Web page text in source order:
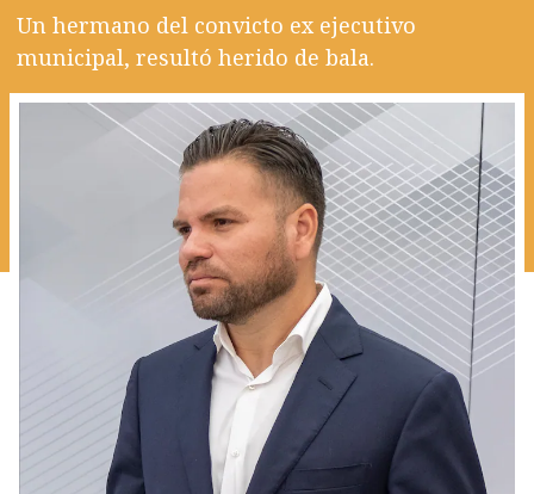
Un hermano del convicto ex ejecutivo
municipal, resultó herido de bala.